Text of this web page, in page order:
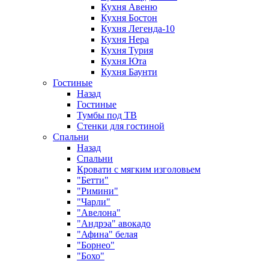
Кухня Авеню
Кухня Бостон
Кухня Легенда-10
Кухня Нера
Кухня Турия
Кухня Юта
Кухня Баунти
Гостиные
Назад
Гостиные
Тумбы под ТВ
Стенки для гостиной
Спальни
Назад
Спальни
Кровати с мягким изголовьем
"Бетти"
"Римини"
"Чарли"
"Авелона"
"Андрэа" авокадо
"Афина" белая
"Борнео"
"Бохо"